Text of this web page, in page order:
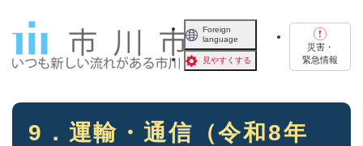
Foreign
language
見やすくする
災害・
緊急情報
本
9．運輸・通信（令和8年